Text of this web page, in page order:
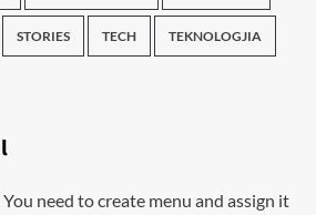
STORIES TECH TEKNOLOGJIA
need to create menu and assign it